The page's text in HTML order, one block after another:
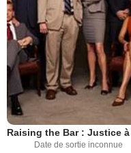
Date de sortie inconnue